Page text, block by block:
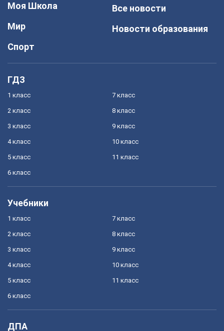
Моя Школа
Мир
Спорт
Все новости
Новости образования
ГДЗ
1 класс
2 класс
3 класс
4 класс
5 класс
6 класс
7 класс
8 класс
9 класс
10 класс
11 класс
Учебники
1 класс
2 класс
3 класс
4 класс
5 класс
6 класс
7 класс
8 класс
9 класс
10 класс
11 класс
ДПА